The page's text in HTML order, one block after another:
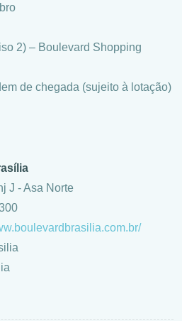
2) – Boulevard Shopping
de chegada (sujeito à lotação)
J - Asa Norte